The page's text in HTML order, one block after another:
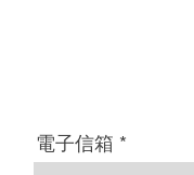
電子信箱